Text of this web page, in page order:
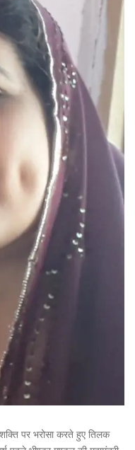
पर भरोसा करते हुए तिलक